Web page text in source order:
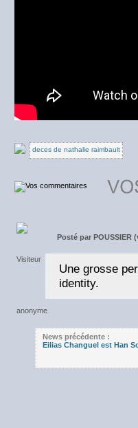
deces de nathalie raimbault
Posté par POUSSIER
Une grosse
identity.
News précédente :
Eilias Changuel est Han